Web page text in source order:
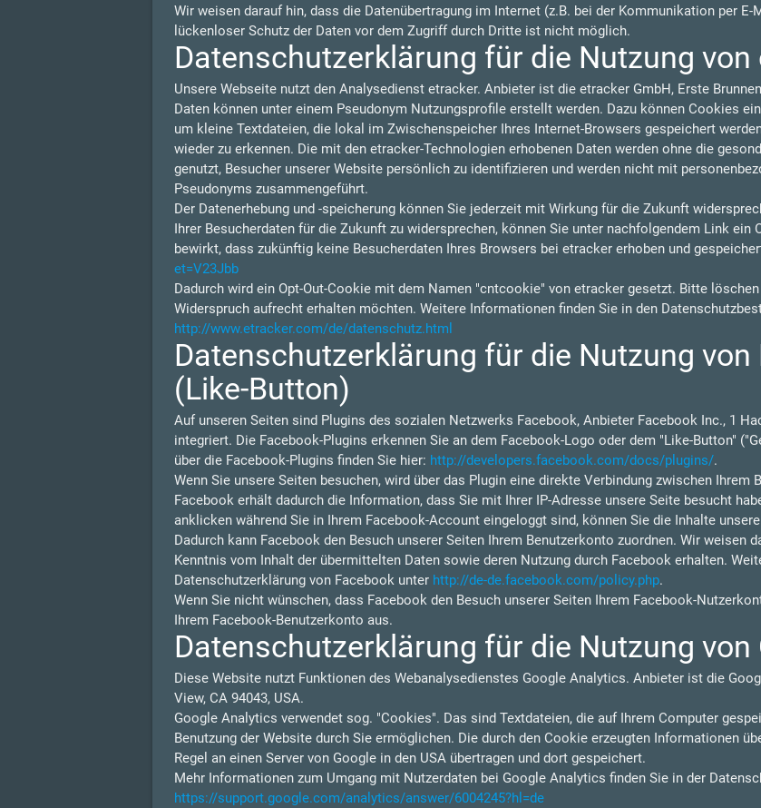
Wir weisen darauf hin, dass die Datenübertragung im Internet (z.B. bei der Kommunikation per
lückenloser Schutz der Daten vor dem Zugriff durch Dritte ist nicht möglich.
Datenschutzerklärung für die Nutzung von
Unsere Webseite nutzt den Analysedienst etracker. Anbieter ist die etracker GmbH, Erste
Daten können unter einem Pseudonym Nutzungsprofile erstellt werden. Dazu können Cookies
um kleine Textdateien, die lokal im Zwischenspeicher Ihres Internet-Browsers gespeichert
wieder zu erkennen. Die mit den etracker-Technologien erhobenen Daten werden ohne die
genutzt, Besucher unserer Website persönlich zu identifizieren und werden nicht mit
Pseudonyms zusammengeführt.
Der Datenerhebung und -speicherung können Sie jederzeit mit Wirkung für die Zukunft
Ihrer Besucherdaten für die Zukunft zu widersprechen, können Sie unter nachfolgendem Link ein
bewirkt, dass zukünftig keine Besucherdaten Ihres Browsers bei etracker erhoben und
et=V23Jbb
Dadurch wird ein Opt-Out-Cookie mit dem Namen "cntcookie" von etracker gesetzt. Bitte
Widerspruch aufrecht erhalten möchten. Weitere Informationen finden Sie in den
http://www.etracker.com/de/datenschutz.html
Datenschutzerklärung für die Nutzung von
(Like-Button)
Auf unseren Seiten sind Plugins des sozialen Netzwerks Facebook, Anbieter Facebook Inc., 1
integriert. Die Facebook-Plugins erkennen Sie an dem Facebook-Logo oder dem "Like-Button"
über die Facebook-Plugins finden Sie hier: http://developers.facebook.com/docs/plugins/.
Wenn Sie unsere Seiten besuchen, wird über das Plugin eine direkte Verbindung zwischen Ihrem
Facebook erhält dadurch die Information, dass Sie mit Ihrer IP-Adresse unsere Seite besucht
anklicken während Sie in Ihrem Facebook-Account eingeloggt sind, können Sie die Inhalte
Dadurch kann Facebook den Besuch unserer Seiten Ihrem Benutzerkonto zuordnen. Wir weisen
Kenntnis vom Inhalt der übermittelten Daten sowie deren Nutzung durch Facebook erhalten.
Datenschutzerklärung von Facebook unter http://de-de.facebook.com/policy.php.
Wenn Sie nicht wünschen, dass Facebook den Besuch unserer Seiten Ihrem Facebook-
Ihrem Facebook-Benutzerkonto aus.
Datenschutzerklärung für die Nutzung von
Diese Website nutzt Funktionen des Webanalysedienstes Google Analytics. Anbieter ist die
View, CA 94043, USA.
Google Analytics verwendet sog. "Cookies". Das sind Textdateien, die auf Ihrem Computer
Benutzung der Website durch Sie ermöglichen. Die durch den Cookie erzeugten Informationen
Regel an einen Server von Google in den USA übertragen und dort gespeichert.
Mehr Informationen zum Umgang mit Nutzerdaten bei Google Analytics finden Sie in der
https://support.google.com/analytics/answer/6004245?hl=de